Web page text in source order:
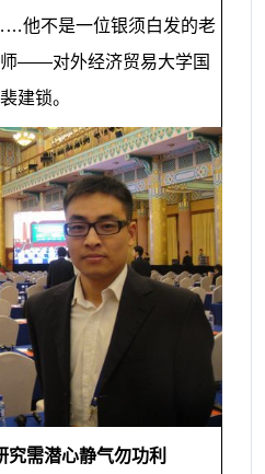
他不是一位银须白发的老
——对外经济贸易大学国
建锁。
究需潜心静气勿功利